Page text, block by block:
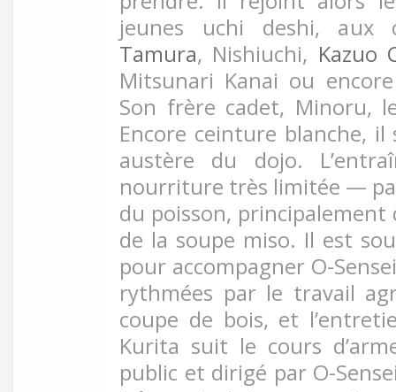
jeunes uchi deshi,
Tamura, Nishiuchi, Kazuo
Mitsunari Kanai ou
Son frère cadet, Minoru,
Encore ceinture blanche, il
austère du dojo.
nourriture très limitée —
du poisson, principalement
de la soupe miso. Il est
pour accompagner O-
rythmées par le travail
coupe de bois, et
Kurita suit le cours
public et dirigé par O-